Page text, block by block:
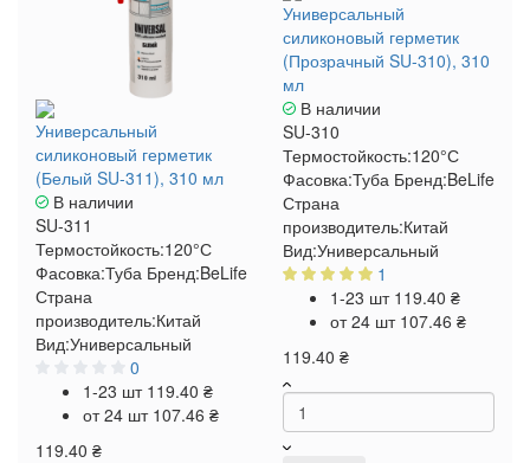
Универсальный
силиконовый герметик
(Белый SU-311), 310 мл
В наличии
SU-311
Термостойкость:120°С
Фасовка:Туба Бренд:BeLife
Страна
производитель:Китай
Вид:Универсальный
0
1-23 шт 119.40 ₴
от 24 шт 107.46 ₴
119.40 ₴
Универсальный
силиконовый герметик
(Прозрачный SU-310), 310
мл
В наличии
SU-310
Термостойкость:120°С
Фасовка:Туба Бренд:BeLife
Страна
производитель:Китай
Вид:Универсальный
1
1-23 шт 119.40 ₴
от 24 шт 107.46 ₴
119.40 ₴